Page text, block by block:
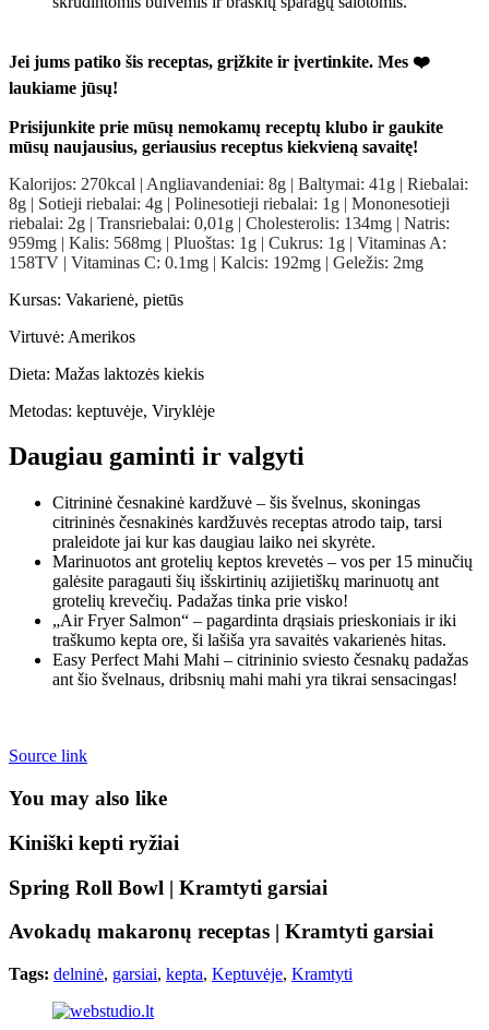
Jei jums patiko šis receptas, grįžkite ir įvertinkite. Mes ❤️
laukiame jūsų!
Prisijunkite prie mūsų nemokamų receptų klubo ir gaukite
mūsų naujausius, geriausius receptus kiekvieną savaitę!
Kalorijos: 270kcal | Angliavandeniai: 8g | Baltymai: 41 g | Riebalai:
8g | Sotieji riebalai: 4g | Polinesotieji riebalai: 1 g | Mononesotieji
riebalai: 2g | Transriebalai: 0,01 g | Cholesterolis: 134mg | Natris:
959mg | Kalis: 568mg | Pluoštas: 1 g | Cukrus: 1 g | Vitaminas A:
158TV | Vitaminas C: 0.1mg | Kalcis: 192mg | Geležis: 2mg
Kursas: Vakarienė, pietūs
Virtuvė: Amerikos
Dieta: Mažas laktozės kiekis
Metodas: keptuvėje, Viryklėje
Daugiau gaminti ir valgyti
Citrininė česnakinė kardžuvė – šis švelnus, skoningas
citrininės česnakinės kardžuvės receptas atrodo taip, tarsi
praleidote jai kur kas daugiau laiko nei skyrėte.
Marinuotos ant grotelių keptos krevetės – vos per 15 minučių
galėsite paragauti šių išskirtinių azijietiškų marinuotų ant
grotelių krevečių. Padažas tinka prie visko!
„Air Fryer Salmon“ – pagardinta drąsiais prieskoniais ir iki
traškumo kepta ore, ši lašiša yra savaitės vakarienės hitas.
Easy Perfect Mahi Mahi – citrininio sviesto česnakų padažas
ant šio švelnaus, dribsnių mahi mahi yra tikrai sensacingas!
Source link
You may also like
Kiniški kepti ryžiai
Spring Roll Bowl | Kramtyti garsiai
Avokadų makaronų receptas | Kramtyti garsiai
Tags: delninė, garsiai, kepta, Keptuvėje, Kramtyti